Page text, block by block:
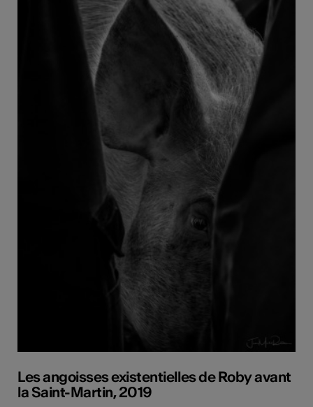
Les angoisses existentielles de Roby avant
la Saint-Martin, 2019